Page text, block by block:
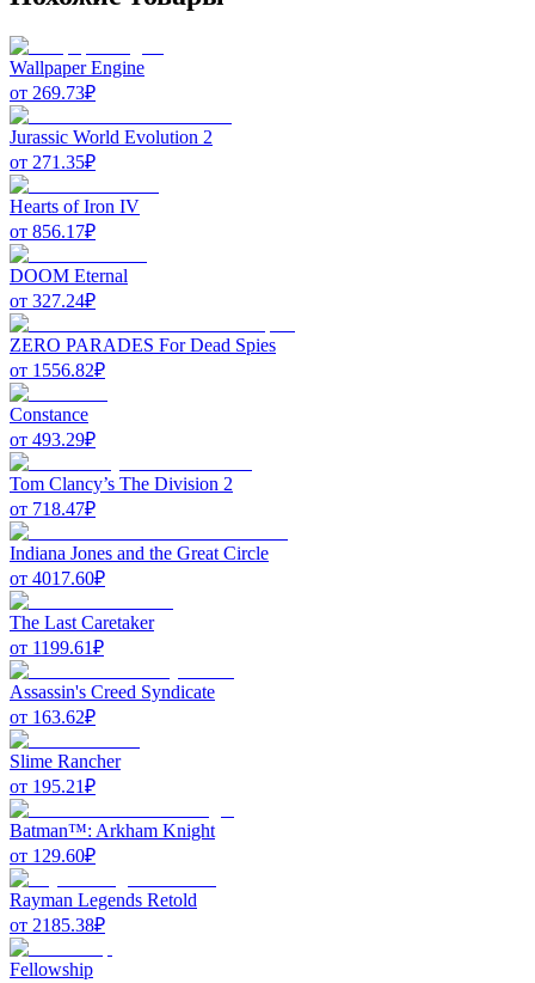
Wallpaper Engine
от 269.73₽
Jurassic World Evolution 2
от 271.35₽
Hearts of Iron IV
от 856.17₽
DOOM Eternal
от 327.24₽
ZERO PARADES For Dead Spies
от 1556.82₽
Constance
от 493.29₽
Tom Clancy’s The Division 2
от 718.47₽
Indiana Jones and the Great Circle
от 4017.60₽
The Last Caretaker
от 1199.61₽
Assassin's Creed Syndicate
от 163.62₽
Slime Rancher
от 195.21₽
Batman™: Arkham Knight
от 129.60₽
Rayman Legends Retold
от 2185.38₽
Fellowship